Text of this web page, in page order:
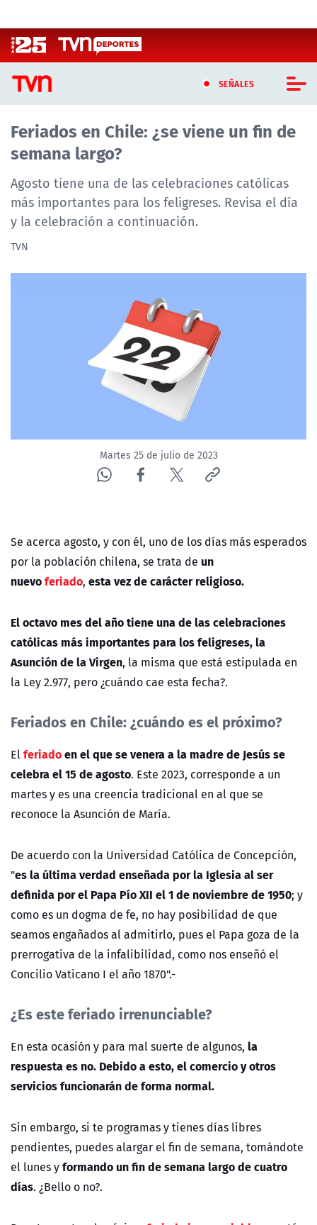
SEÑALES
CASTING MASTERCHEF CHILE
CASTING TVN VERTICAL
TVN VERTICAL
TVN PLAY
ACTUALIDAD Y TENDENCIAS
CORPORATIVO Y TRANSPARENCIA
CANAL DE DENUNCIAS
ÁREA DE PROYECTOS
Feriados en Chile: ¿se viene un fin de
semana largo?
Agosto tiene una de las celebraciones católicas
más importantes para los feligreses. Revisa el día
y la celebración a continuación.
TVN
Martes 25 de julio de 2023
Se acerca agosto, y con él, uno de los días más esperados
por la población chilena, se trata de un
nuevoferiado, esta vez de carácter religioso.
El octavo mes del año tiene una de las celebraciones
católicas más importantes para los feligreses, la
Asunción de la Virgen, la misma que está estipulada en
la Ley 2.977, pero ¿cuándo cae esta fecha?.
Feriados en Chile: ¿cuándo es el próximo?
Elferiadoen el que se venera a la madre de Jesús se
celebra el 15 de agosto. Este 2023, corresponde a un
martes y es una creencia tradicional en al que se
reconoce la Asunción de María.
De acuerdo con la Universidad Católica de Concepción,
"es la última verdad enseñada por la Iglesia al ser
definida por el Papa Pío XII el 1 de noviembre de 1950; y
como es un dogma de fe, no hay posibilidad de que
seamos engañados al admitirlo, pues el Papa goza de la
prerrogativa de la infalibilidad, como nos enseñó el
Concilio Vaticano I el año 1870".-
¿Es este feriado irrenunciable?
En esta ocasión y para mal suerte de algunos, la
respuesta es no. Debido a esto, el comercio y otros
servicios funcionarán de forma normal.
Sin embargo, si te programas y tienes días libres
pendientes, puedes alargar el fin de semana, tomándote
el lunes yformando un fin de semana largo de cuatro
días. ¿Bello o no?.